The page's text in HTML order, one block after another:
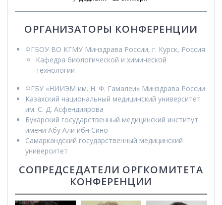
ОРГАНИЗАТОРЫ КОНФЕРЕНЦИИ
ФГБОУ ВО КГМУ Минздрава России, г. Курск, Россия
Кафедра биологической и химической
технологии
ФГБУ «НИИЭМ им. Н. Ф. Гамалеи» Минздрава России
Казахский национальный медицинский университет
им. С. Д. Асфендиярова
Бухарский государственный медицинский институт
имени Абу Али ибн Сино
Самаркандский государственный медицинский
университет
СОПРЕДСЕДАТЕЛИ ОРГКОМИТЕТА
КОНФЕРЕНЦИИ